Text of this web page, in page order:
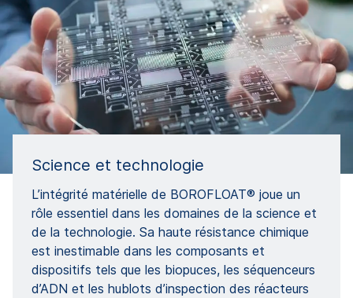
Science et technologie
L’intégrité matérielle de BOROFLOAT® joue un
rôle essentiel dans les domaines de la science et
de la technologie. Sa haute résistance chimique
est inestimable dans les composants et
dispositifs tels que les biopuces, les séquenceurs
d’ADN et les hublots d’inspection des réacteurs